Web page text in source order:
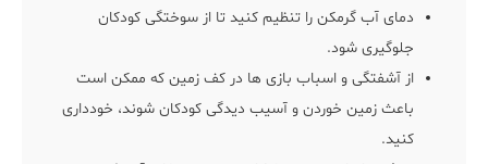
دمای آب گرمکن را تنظیم کنید تا از سوختگی کودکان
جلوگیری شود.
از آشفتگی و اسباب بازی ها در کف زمین که ممکن است
باعث زمین خوردن و آسیب دیدگی کودکان شوند، خودداری
کنید.